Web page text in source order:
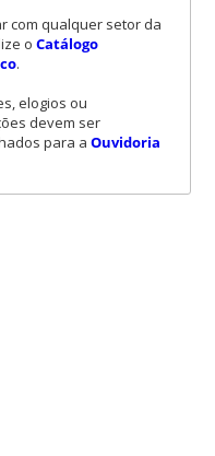
com qualquer setor da
o Catálogo
.
elogios ou
devem ser
para a Ouvidoria